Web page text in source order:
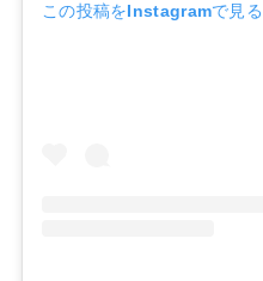
この投稿をInstagramで見る